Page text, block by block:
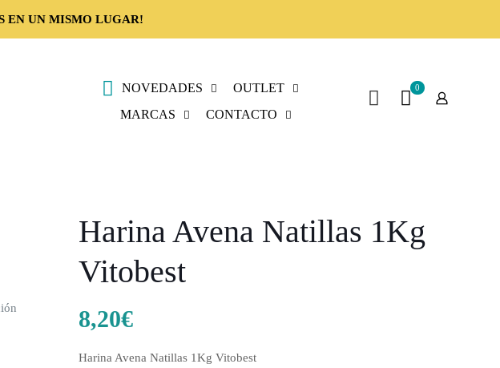
EN UN MISMO LUGAR!
NOVEDADES
OUTLET
MARCAS
CONTACTO
0
Harina Avena Natillas 1Kg
Vitobest
8,20€
Harina Avena Natillas 1Kg Vitobest